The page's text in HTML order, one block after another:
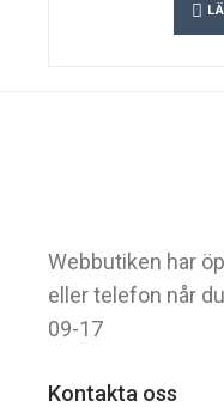
Webbutiken har
eller telefon når
09-17
Kontakta oss